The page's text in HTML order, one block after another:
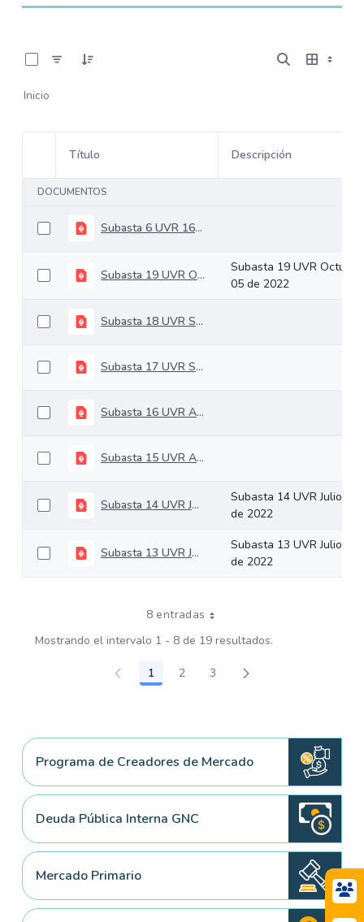
Inicio
Selección del elemento
Título Descripción
DOCUMENTOS
Subasta 6 UVR 16-03-2022
Subasta 19 UVR Octubre 05 de 2022
Subasta 19 UVR Octubre
05 de 2022
Subasta 18 UVR Septiembre 16 de 2022
Subasta 17 UVR Septiembre 7 de 2022
Subasta 16 UVR Agosto 17 de 2022
Subasta 15 UVR Agosto 03 de 2022
Subasta 14 UVR Julio 21 de 2022
Subasta 14 UVR Julio 21
de 2022
Subasta 13 UVR Julio 06 de 2022
Subasta 13 UVR Julio 06
de 2022
8 entradas
Mostrando el intervalo 1 - 8 de 19 resultados.
Página
1 Página
2 Página
3
Programa de Creadores de Mercado
Deuda Pública Interna GNC
Mercado Primario